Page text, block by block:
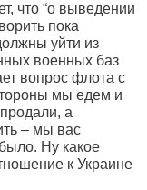
что “о выведении
пока
уйти из
военных баз
вопрос флота с
мы едем и
а
– мы вас
Ну какое
к Украине